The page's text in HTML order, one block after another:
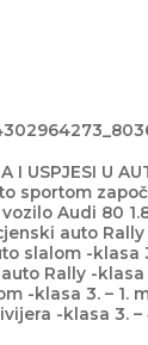
I USPJESI U
sportom
Audi 80
auto Rally
slalom -klasa
Rally -klasa
-klasa 3. – 1.
-klasa 3. –